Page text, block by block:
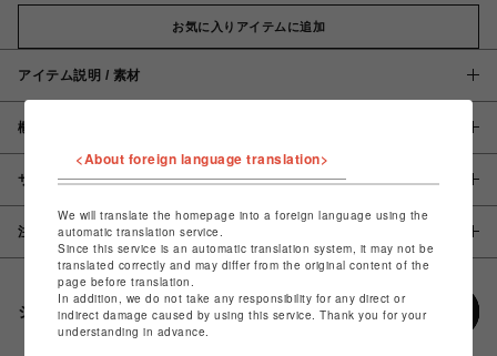
お気に入りアイテムに追加
アイテム説明 / 素材
概要
サイズ
注意事項
シェアする
<About foreign language translation>
We will translate the homepage into a foreign language using the
automatic translation service.
Since this service is an automatic translation system, it may not be
translated correctly and may differ from the original content of the
page before translation.
In addition, we do not take any responsibility for any direct or
indirect damage caused by using this service. Thank you for your
understanding in advance.